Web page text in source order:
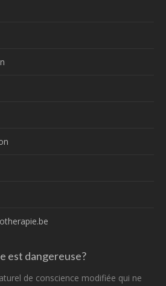
est dangereuse?
de conscience modifiée qui ne